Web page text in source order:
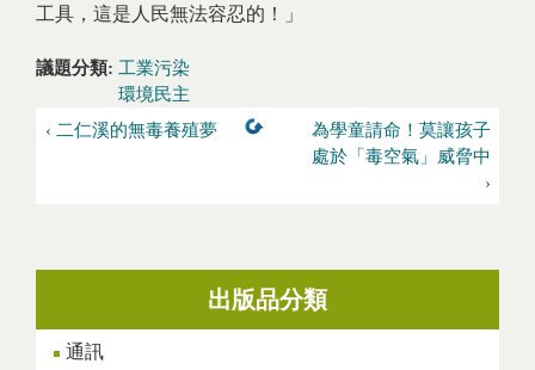
工具，這是人民無法容忍的！」
議題分類: 工業污染
環境民主
‹ 二仁溪的無毒養殖夢
為學童請命！莫讓孩子
處於「毒空氣」威脅中
›
出版品分類
通訊